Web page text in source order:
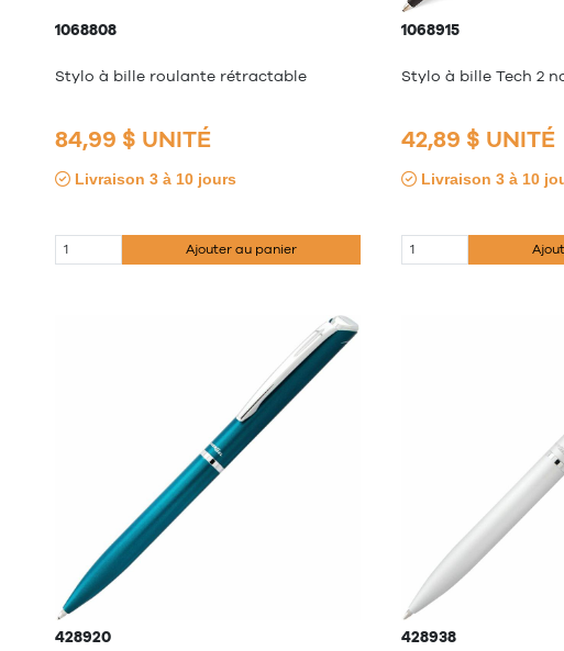
1068808
Stylo à bille roulante rétractable
84,99 $ UNITÉ
Livraison 3 à 10 jours
Ajouter au panier
1068915
Stylo à bille Tech 2
42,89 $ UNITÉ
Livraison 3 à 10
428920 428938